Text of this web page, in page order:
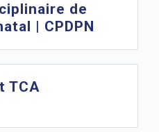
de
| CPDPN
TCA